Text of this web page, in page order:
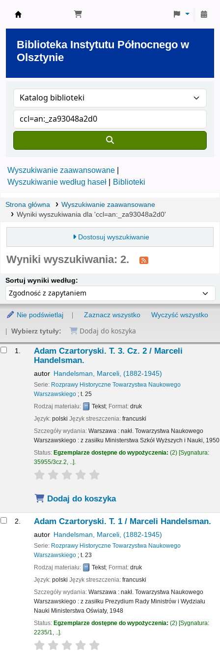
Biblioteka Instytutu Północnego w
Olsztynie
Wyszukiwanie zaawansowane
Wyszukiwanie według haseł
Biblioteki
Strona główna
Wyszukiwanie zaawansowane
Wyniki wyszukiwania dla 'ccl=an:_za93048a2d0'
Dostosuj wyszukiwanie
Wyniki wyszukiwania: 2.
Sortuj wyniki według:
Nie podświetlaj Zaznacz wszystko Wyczyść wszystko
Wybierz tytuły: Dodaj do koszyka
1. Adam Czartoryski. T. 3. Cz. 2 / Marceli
Handelsman.
autor Handelsman, Marceli, (1882-1945)
Serie: Rozprawy Historyczne Towarzystwa Naukowego
Warszawskiego; t. 25
Rodzaj materiału:
Tekst; Format: druk
Język: polski Język streszczenia: francuski
Szczegóły wydania: Warszawa : nakł. Towarzystwa Naukowego
Warszawskiego : z zasiłku Ministerstwa Szkół Wyższych i Nauki, 1950
Status: Egzemplarze dostępne do wypożyczenia: (2) Sygnatura:
35955/3cz.2, .. .
star rating
Dodaj do koszyka
2. Adam Czartoryski. T. 1 / Marceli Handelsman.
autor Handelsman, Marceli, (1882-1945)
Serie: Rozprawy Historyczne Towarzystwa Naukowego
Warszawskiego; t. 23
Rodzaj materiału:
Tekst; Format: druk
Język: polski Język streszczenia: francuski
Szczegóły wydania: Warszawa : nakł. Towarzystwa Naukowego
Warszawskiego : z zasiłku Prezydium Rady Ministrów i Wydziału
Nauki Ministerstwa Oświaty, 1948
Status: Egzemplarze dostępne do wypożyczenia: (2) Sygnatura:
2235/1, .. .
star rating